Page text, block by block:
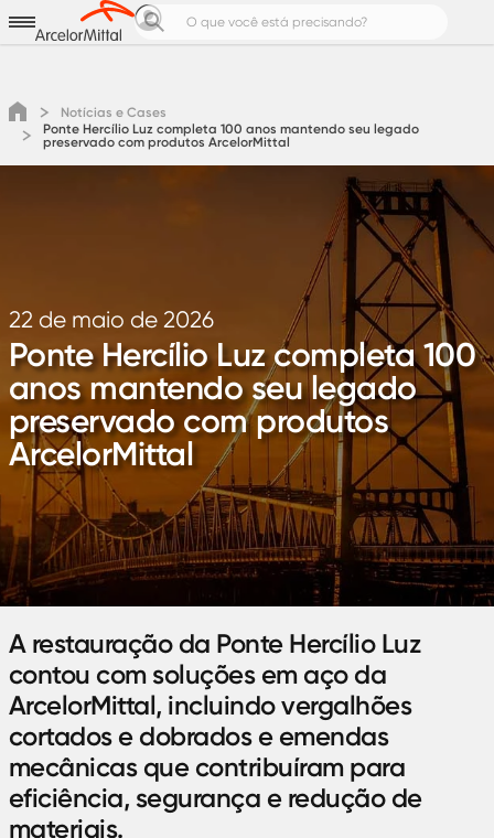
Notícias e Cases
Calculadoras de Aço
Pedreiro Top
Notícias e Cases
Ponte Hercílio Luz completa 100 anos mantendo seu legado
preservado com produtos ArcelorMittal
22 de maio de 2026
Ponte Hercílio Luz completa 100
anos mantendo seu legado
preservado com produtos
ArcelorMittal
A restauração da Ponte Hercílio Luz
contou com soluções em aço da
ArcelorMittal, incluindo vergalhões
cortados e dobrados e emendas
mecânicas que contribuíram para
eficiência, segurança e redução de
materiais.